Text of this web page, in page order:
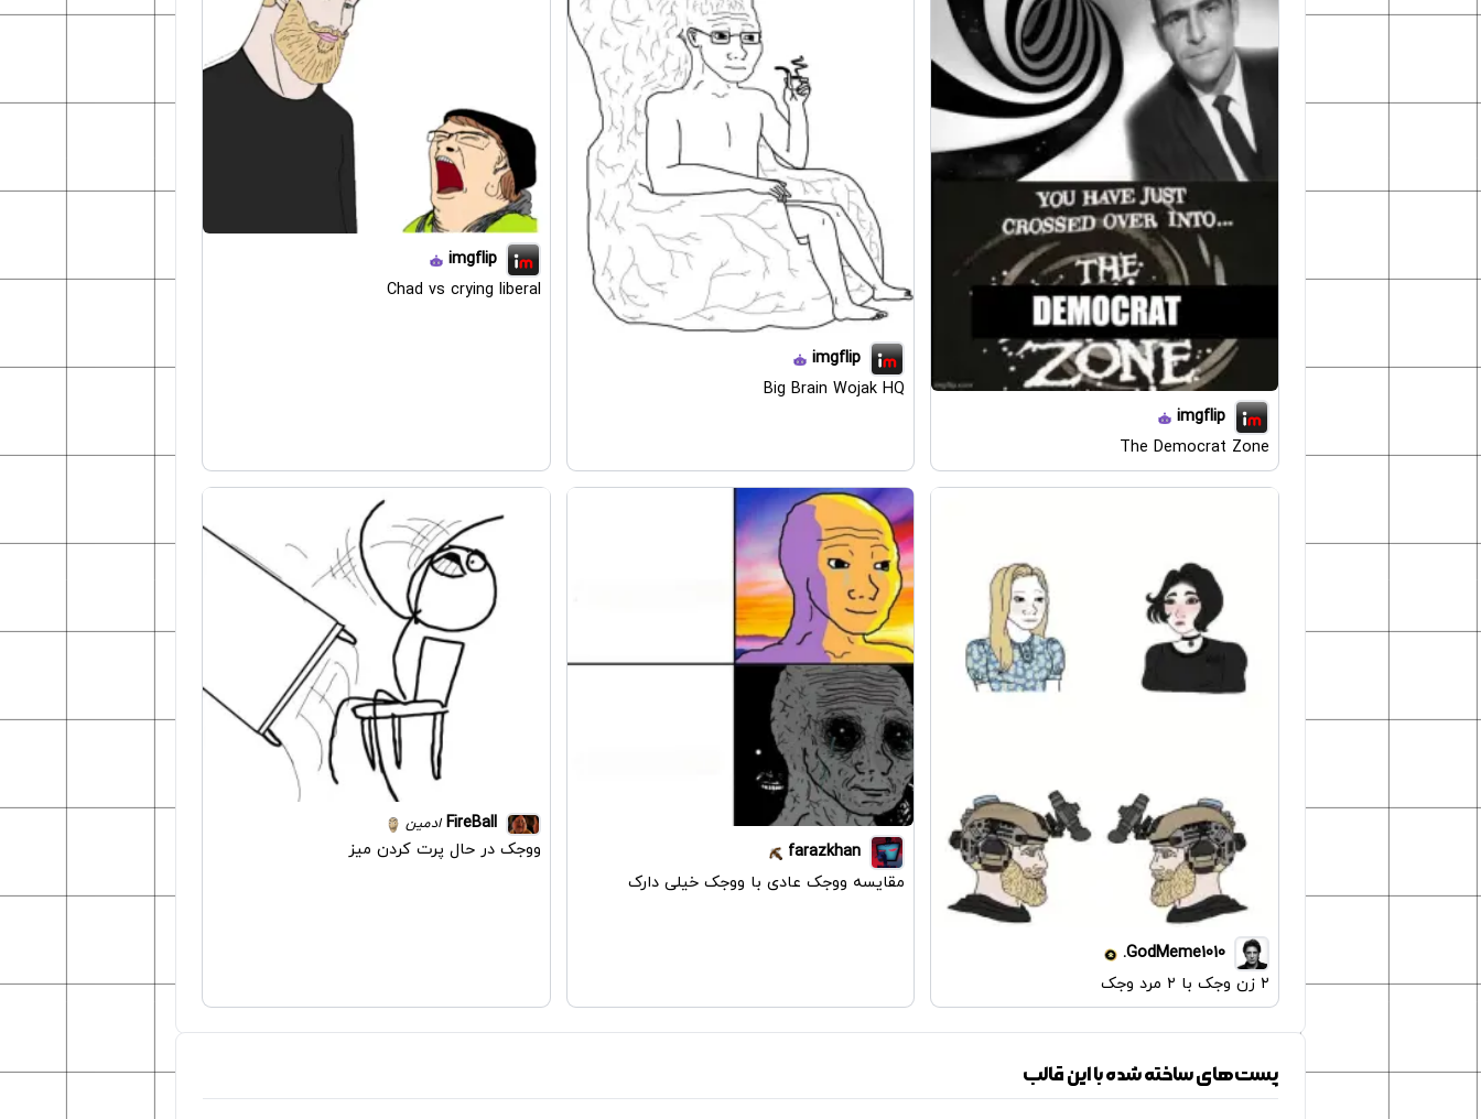
imgflip
The Democrat Zone
imgflip
Big Brain Wojak HQ
imgflip
Chad vs crying liberal
GodMeme1010.
۲ زن وجک با ۲ مرد وجک
farazkhan
مقایسه ووجک عادی با ووجک خیلی دارک
FireBall ادمین
ووجک در حال پرت کردن میز
پست‌های ساخته شده با این قالب